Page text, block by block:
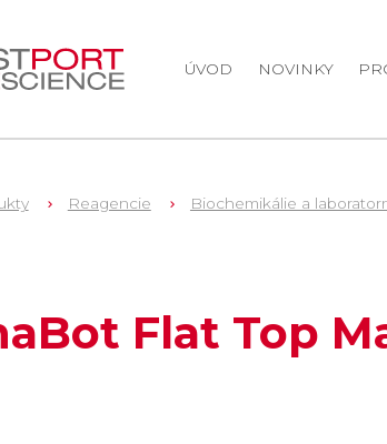
ÚVOD NOVINKY
Reagencie Biochemikálie a
Flat Top